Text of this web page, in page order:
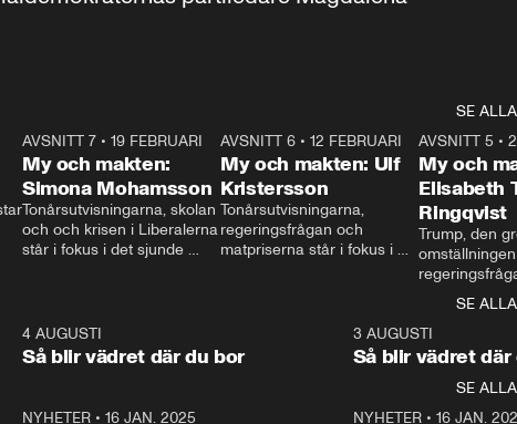
SE ALLA
24:30
AVSNITT 7• 19 FEBRUARI
My och makten:
Simona Mohamsson
Tonårsutvisningarna, skolan
och och krisen i Liberalerna
står i fokus i det sjunde
kommentator My
Rohwedder ställer
utbildnings- och
Mohamsson till svars.
27:30
AVSNITT 6 •12 FEBRUARI
My och makten: Ulf
Kristersson
Tonårsutvisningarna,
regeringsfrågan och
matpriserna står i fokus i
Rohwedder ställer
statsminister Ulf Kristersson
AVSNITT 5 •
My och
Elisabeth
Ringqvist
Trump, den
centrum i
avsnittet av
Makten”. Se
Aftonbladets
Rohwedder
SE ALLA
4 AUGUSTI
Så blir vädret där du bor
3 AUGUSTI
Så blir vädret där
SE ALLA
NYHETER• 16 JAN. 2025 NYHETER• 16 JAN.